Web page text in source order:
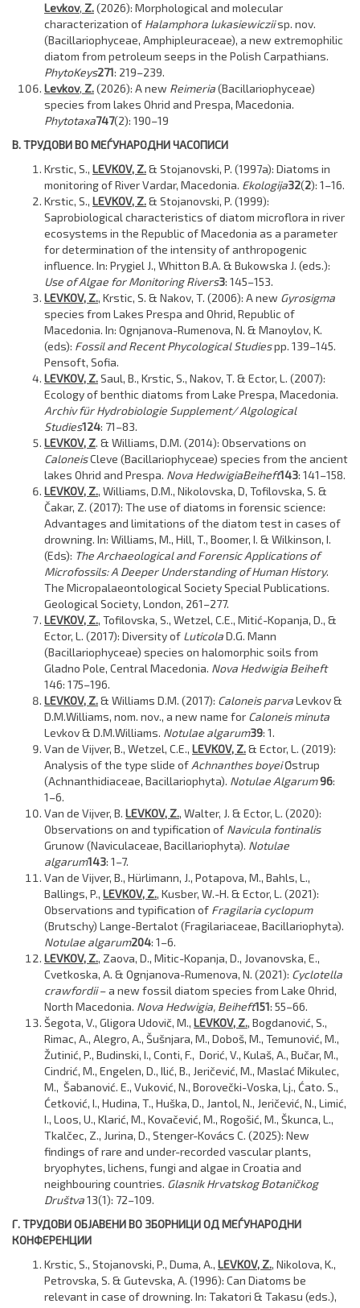
Levkov, Z.(2026): Morphological and molecular
characterization of Halamphora lukasiewicziisp. nov.
(Bacillariophyceae, Amphipleuraceae), a new extremophilic
diatom from petroleum seeps in the Polish Carpathians.
PhytoKeys271: 219–239.
Levkov, Z.(2026): A new Reimeria(Bacillariophyceae)
species from lakes Ohrid and Prespa, Macedonia.
Phytotaxa747(2): 190–19
В. ТРУДОВИ ВО МЕЃУНАРОДНИ ЧАСОПИСИ
Krstic, S., LEVKOV, Z.& Stojanovski, P. (1997a): Diatoms in
monitoring of River Vardar, Macedonia. Ekologija32(2): 1–16.
Krstic, S., LEVKOV, Z.& Stojanovski, P. (1999):
Saprobiological characteristics of diatom microflora in river
ecosystems in the Republic of Macedonia as a parameter
for determination of the intensity of anthropogenic
influence. In: Prygiel J., Whitton B.A. & Bukowska J. (eds.):
Use of Algae for Monitoring Rivers3: 145–153.
LEVKOV, Z., Krstic, S. & Nakov, T. (2006): A new Gyrosigma
species from Lakes Prespa and Ohrid, Republic of
Macedonia. In: Ognjanova-Rumenova, N. & Manoylov, K.
(eds): Fossil and Recent Phycological Studiespp. 139–145.
Pensoft, Sofia.
LEVKOV, Z.Saul, B., Krstic, S., Nakov, T. & Ector, L. (2007):
Ecology of benthic diatoms from Lake Prespa, Macedonia.
Archiv für Hydrobiologie Supplement/ Algological
Studies124: 71–83.
LEVKOV, Z. & Williams, D.M. (2014): Observations on
CaloneisCleve (Bacillariophyceae) species from the ancient
lakes Ohrid and Prespa. Nova HedwigiaBeiheft143: 141–158.
LEVKOV, Z., Williams, D.M., Nikolovska, D, Tofilovska, S. &
Čakar, Z. (2017): The use of diatoms in forensic science:
Advantages and limitations of the diatom test in cases of
drowning. In: Williams, M., Hill, T., Boomer, I. & Wilkinson, I.
(Eds): The Archaeological and Forensic Applications of
Microfossils: A Deeper Understanding of Human History.
The Micropalaeontological Society Special Publications.
Geological Society, London, 261–277.
LEVKOV, Z., Tofilovska, S., Wetzel, C.E., Mitić-Kopanja, D., &
Ector, L. (2017): Diversity of LuticolaD.G. Mann
(Bacillariophyceae) species on halomorphic soils from
Gladno Pole, Central Macedonia. Nova Hedwigia Beiheft
146: 175–196.
LEVKOV, Z.& Williams D.M. (2017): Caloneis parvaLevkov &
D.M.Williams, nom. nov., a new name for Caloneis minuta
Levkov & D.M.Williams. Notulae algarum39: 1.
Van de Vijver, B., Wetzel, C.E., LEVKOV, Z.& Ector, L. (2019):
Analysis of the type slide of Achnanthes boyeiØstrup
(Achnanthidiaceae, Bacillariophyta). Notulae Algarum96:
1–6.
Van de Vijver, B. LEVKOV, Z., Walter, J. & Ector, L. (2020):
Observations on and typification of Navicula fontinalis
Grunow (Naviculaceae, Bacillariophyta). Notulae
algarum143: 1–7.
Van de Vijver, B., Hürlimann, J., Potapova, M., Bahls, L.,
Ballings, P., LEVKOV, Z., Kusber, W.-H. & Ector, L. (2021):
Observations and typification of Fragilaria cyclopum
(Brutschy) Lange-Bertalot (Fragilariaceae, Bacillariophyta).
Notulae algarum204: 1–6.
LEVKOV, Z., Zaova, D., Mitic-Kopanja, D., Jovanovska, E.,
Cvetkoska, A. & Ognjanova-Rumenova, N. (2021): Cyclotella
crawfordii– a new fossil diatom species from Lake Ohrid,
North Macedonia. Nova Hedwigia, Beiheft151: 55–66.
Šegota, V., Gligora Udovič, M., LEVKOV, Z., Bogdanović, S.,
Rimac, A., Alegro, A., Šušnjara, M., Doboš, M., Temunović, M.,
Žutinić, P., Budinski, I., Conti, F., Dorić, V., Kulaš, A., Bučar, M.,
Cindrić, M., Engelen, D., Ilić, B., Jeričević, M., Maslać Mikulec,
M., Šabanović. E., Vuković, N., Borovečki-Voska, Lj., Ćato. S.,
Ćetković, I., Hudina, T., Huška, D., Jantol, N., Jeričević, N., Limić,
I., Loos, U., Klarić, M., Kovačević, M., Rogošić, M., Škunca, L.,
Tkalčec, Z., Jurina, D., Stenger-Kovács C. (2025): New
findings of rare and under-recorded vascular plants,
bryophytes, lichens, fungi and algae in Croatia and
neighbouring countries. Glasnik Hrvatskog Botaničkog
Društva13(1): 72–109.
Г. ТРУДОВИ ОБЈАВЕНИ ВО ЗБОРНИЦИ ОД МЕЃУНАРОДНИ
КОНФЕРЕНЦИИ
Krstic, S., Stojanovski, P., Duma, A., LEVKOV, Z., Nikolova, K.,
Petrovska, S. & Gutevska, A. (1996): Can Diatoms be
relevant in case of drowning. In: Takatori & Takasu (eds.),